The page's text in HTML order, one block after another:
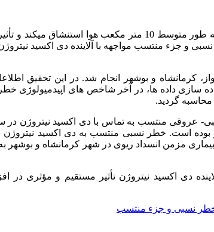
آلودگی هوا به‌ دلیل این‌که هر انسان روزانه به طور متوسط 10 متر
و جزء منتسب مواجهه با آلاینده دی اکسید
در سال 1391 در شهرهای اهواز، کرمانشاه و بوشهر انجام شد. در این
سازی داده ­ها، در آخر شاخص ­های اپیدمیولوژی
گردید.
کرمانشاه، اهواز و بوشهر به ترتیب 43، 48 و 4 نفر بوده است. خطر نسبی منتسب
دی اکسید نیتروژن تأثیر مستقیم و مؤثری در
نسبی و جزء منتسب